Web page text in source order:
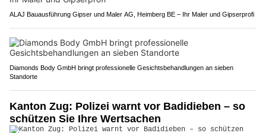
ALAJ Bauausführung Gipser und Maler AG, Heimberg BE – Ihr Maler und Gipserprofi
Diamonds Body GmbH bringt professionelle Gesichtsbehandlungen an sieben
Standorte
Kanton Zug: Polizei warnt vor Badidieben – so
schützen Sie Ihre Wertsachen